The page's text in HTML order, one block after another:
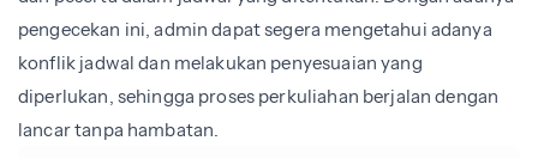
pengecekan ini, admin dapat segera mengetahui adanya
konflik jadwal dan melakukan penyesuaian yang
diperlukan, sehingga proses perkuliahan berjalan dengan
lancar tanpa hambatan.